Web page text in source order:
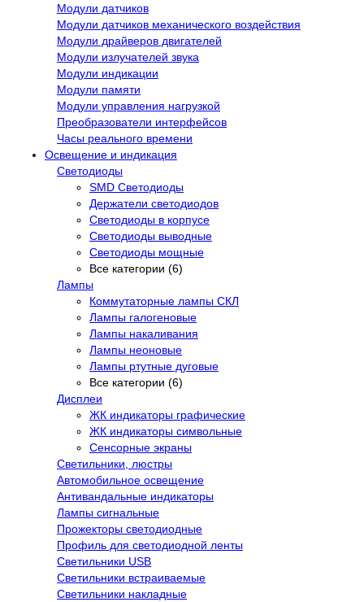
Модули датчиков
Модули датчиков механического воздействия
Модули драйверов двигателей
Модули излучателей звука
Модули индикации
Модули памяти
Модули управления нагрузкой
Преобразователи интерфейсов
Часы реального времени
Освещение и индикация
Светодиоды
SMD Светодиоды
Держатели светодиодов
Светодиоды в корпусе
Светодиоды выводные
Светодиоды мощные
Все категории (6)
Лампы
Коммутаторные лампы СКЛ
Лампы галогеновые
Лампы накаливания
Лампы неоновые
Лампы ртутные дуговые
Все категории (6)
Дисплеи
ЖК индикаторы графические
ЖК индикаторы символьные
Сенсорные экраны
Cветильники, люстры
Автомобильное освещение
Антивандальные индикаторы
Лампы сигнальные
Прожекторы светодиодные
Профиль для светодиодной ленты
Светильники USB
Светильники встраиваемые
Светильники накладные